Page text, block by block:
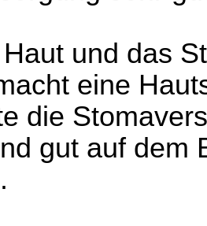
und das
eine
die
gut auf dem